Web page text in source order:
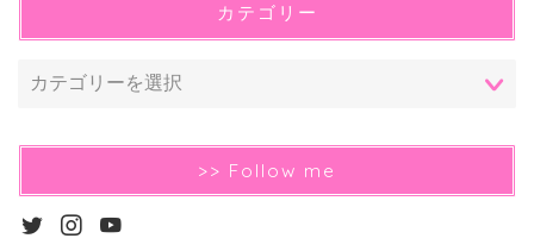
カテゴリー
>> Follow me